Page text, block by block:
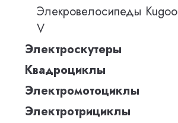
Элекровелосипеды Kugoo
V
Электроскутеры
Квадроциклы
Электромотоциклы
Электротрициклы